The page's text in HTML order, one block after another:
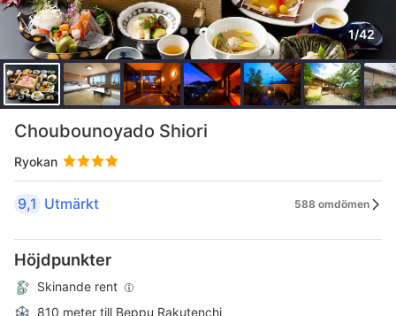
1/42
Choubounoyado Shiori
Ryokan
9,1 Utmärkt 588 omdömen
Höjdpunkter
Skinande rent
810 meter till Beppu Rakutenchi